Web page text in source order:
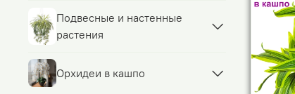
Подвесные и настенные
растения
Орхидеи в кашпо